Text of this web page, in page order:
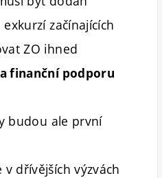
začínajících
ZO ihned
finanční podporu
budou ale první
dřívějších výzvách